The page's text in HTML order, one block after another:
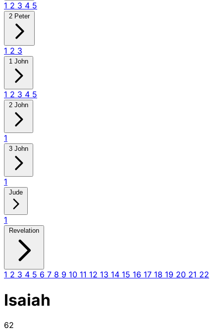
1 2 3 4 5
2 Peter
1 2 3
1 John
1 2 3 4 5
2 John
1
3 John
1
Jude
1
Revelation
1 2 3 4 5 6 7 8 9 10 11 12 13 14 15 16 17 18 19 20 21 22
Isaiah
62